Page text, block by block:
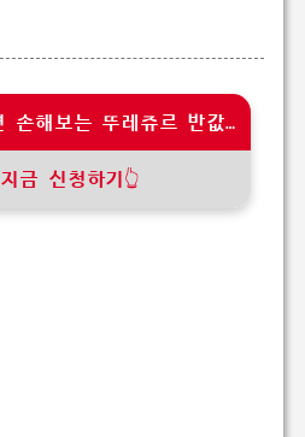
지금 안보면 손해보는 뚜레쥬르 반값 적립 찬스
지금 신청하기👆